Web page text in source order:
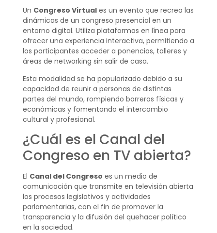
Un Congreso Virtuales un evento que recrea las
dinámicas de un congreso presencial en un
entorno digital. Utiliza plataformas en línea para
ofrecer una experiencia interactiva, permitiendo a
los participantes acceder a ponencias, talleres y
áreas de networking sin salir de casa.
Esta modalidad se ha popularizado debido a su
capacidad de reunir a personas de distintas
partes del mundo, rompiendo barreras físicas y
económicas y fomentando el intercambio
cultural y profesional.
¿Cuál es el Canal del
Congreso en TV abierta?
El Canal del Congreso es un medio de
comunicación que transmite en televisión abierta
los procesos legislativos y actividades
parlamentarias, con el fin de promover la
transparencia y la difusión del quehacer político
en la sociedad.